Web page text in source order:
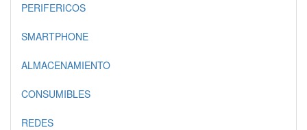
PERIFERICOS
SMARTPHONE
ALMACENAMIENTO
CONSUMIBLES
REDES